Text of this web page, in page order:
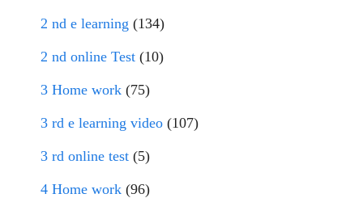
2 nd e learning (134)
2 nd online Test (10)
3 Home work (75)
3 rd e learning video (107)
3 rd online test (5)
4 Home work (96)